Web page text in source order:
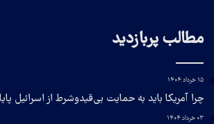
مطالب پربازدید
۱۵ خرداد ۱۴۰۴
چرا آمریکا باید به حمایت بی‌قیدوشرط از اسرائیل
۰۳ خرداد ۱۴۰۴